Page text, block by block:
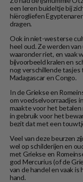
een leren buideltje bij
hiërogliefen
dragen.
Ook in niet-westerse
heel oud. Ze werden
waaronder riet, en vaak
bijvoorbeeld kralen en
nog verschillende tasjes
Madagascar en Congo.
In de Griekse en
om voedselvoorraadjes
maakte voor het
in gebruik voor het
bezit dat met een
Veel van deze beurzen
wel op schilderijen en
met Griekse en
god Mercurius (of de
van de handel en vaak is
hand.